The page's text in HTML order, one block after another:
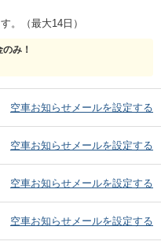
。（最大14日）
み！
空車お知らせメールを設定する
空車お知らせメールを設定する
空車お知らせメールを設定する
空車お知らせメールを設定する